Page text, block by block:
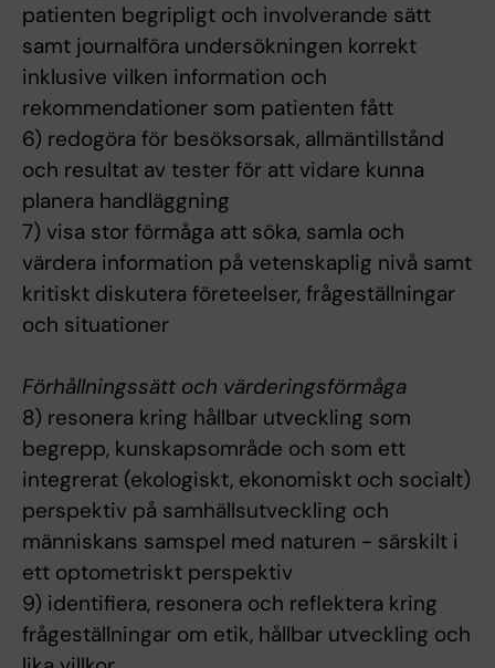
patienten begripligt och involverande sätt
samt journalföra undersökningen korrekt
inklusive vilken information och
rekommendationer som patienten fått
6) redogöra för besöksorsak, allmäntillstånd
och resultat av tester för att vidare kunna
planera handläggning
7) visa stor förmåga att söka, samla och
värdera information på vetenskaplig nivå samt
kritiskt diskutera företeelser, frågeställningar
och situationer
Förhållningssätt och värderingsförmåga
8) resonera kring hållbar utveckling som
begrepp, kunskapsområde och som ett
integrerat (ekologiskt, ekonomiskt och socialt)
perspektiv på samhällsutveckling och
människans samspel med naturen - särskilt i
ett optometriskt perspektiv
9) identifiera, resonera och reflektera kring
frågeställningar om etik, hållbar utveckling och